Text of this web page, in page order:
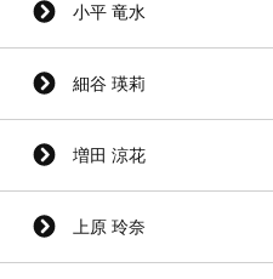
小平 竜水
細谷 瑛莉
増田 涼花
上原 玲奈